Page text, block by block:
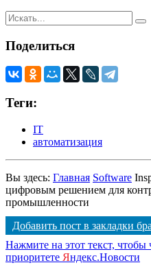
Поделиться
Теги:
IT
автоматизация
Вы здесь: Главная Software
цифровым решением для
промышленности
Добавить пост в закладки
Нажмите на этот текст, чтобы
приоритете Яндекс.Новости